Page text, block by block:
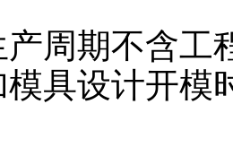
产周期不含
具设计开模